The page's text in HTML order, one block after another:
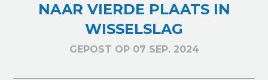
NAAR VIERDE PLAATS IN
WISSELSLAG
GEPOST OP 07 SEP. 2024